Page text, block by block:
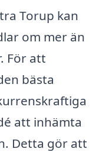
Torup kan
om mer än
För att
bästa
att inhämta
Detta gör att